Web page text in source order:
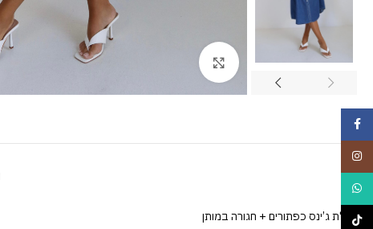
שמלת ג’ינס כפתורים + חגורה במותן
TikTok